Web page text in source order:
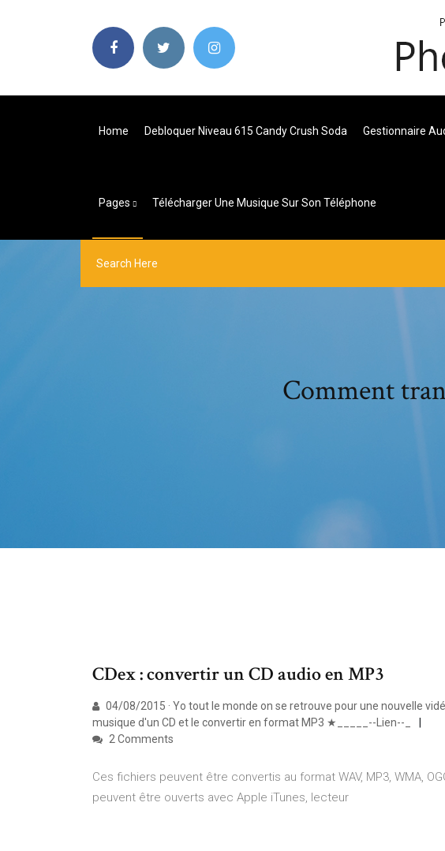
Home Debloquer Niveau 615 Candy Crush Soda Gestionnaire
Pages Télécharger Une Musique Sur Son Téléphone
Comment
CDex : convertir un CD audio en MP3
04/08/2015 · Yo tout le monde on se retrouve pour une nouvelle
musique d'un CD et le convertir en format MP3 ★_____--Lien--_
2 Comments
Ces fichiers peuvent être convertis au format WAV, MP3, WMA,
peuvent être ouverts avec Apple iTunes, lecteur